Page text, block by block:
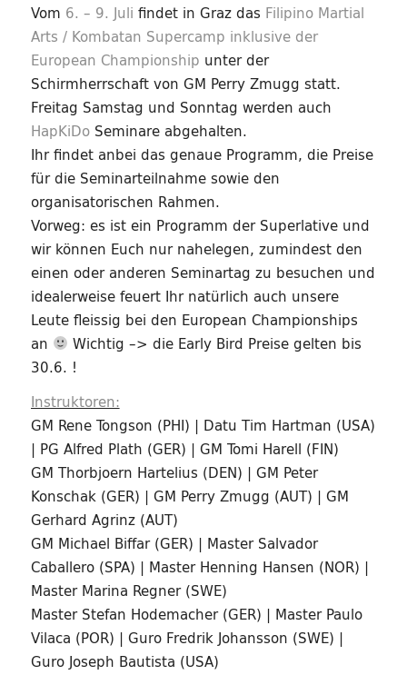
Vom 6. – 9. Juli findet in Graz das Filipino Martial
Arts / Kombatan Supercamp inklusive der
European Championship unter der
Schirmherrschaft von GM Perry Zmugg statt.
Freitag Samstag und Sonntag werden auch
HapKiDoSeminare abgehalten.
Ihr findet anbei das genaue Programm, die Preise
für die Seminarteilnahme sowie den
organisatorischen Rahmen.
Vorweg: es ist ein Programm der Superlative und
wir können Euch nur nahelegen, zumindest den
einen oder anderen Seminartag zu besuchen und
idealerweise feuert Ihr natürlich auch unsere
Leute fleissig bei den European Championships
an
Wichtig –> die Early Bird Preise gelten bis
30.6. !
Instruktoren:
GM Rene Tongson (PHI) | Datu Tim Hartman (USA)
| PG Alfred Plath (GER) | GM Tomi Harell (FIN)
GM Thorbjoern Hartelius (DEN) | GM Peter
Konschak (GER) | GM Perry Zmugg (AUT) | GM
Gerhard Agrinz (AUT)
GM Michael Biffar (GER) | Master Salvador
Caballero (SPA) | Master Henning Hansen (NOR) |
Master Marina Regner (SWE)
Master Stefan Hodemacher (GER) | Master Paulo
Vilaca (POR) | Guro Fredrik Johansson (SWE) |
Guro Joseph Bautista (USA)